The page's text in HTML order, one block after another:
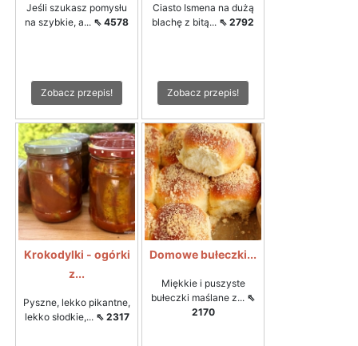
Jeśli szukasz pomysłu
na szybkie, a... ⇖ 4578
Zobacz przepis!
Ciasto Ismena na dużą
blachę z bitą... ⇖ 2792
Zobacz przepis!
Krokodylki - ogórki
z...
Pyszne, lekko pikantne,
lekko słodkie,... ⇖ 2317
Domowe bułeczki...
Miękkie i puszyste
bułeczki maślane z... ⇖
2170